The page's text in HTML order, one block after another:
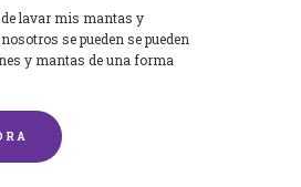
de lavar mis mantas y
se pueden se pueden
y mantas de una forma